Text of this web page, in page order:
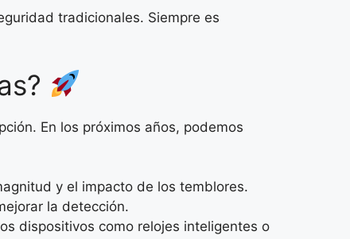
tradicionales. Siempre es
En los próximos años, podemos
y el impacto de los temblores.
la detección.
dispositivos como relojes inteligentes o